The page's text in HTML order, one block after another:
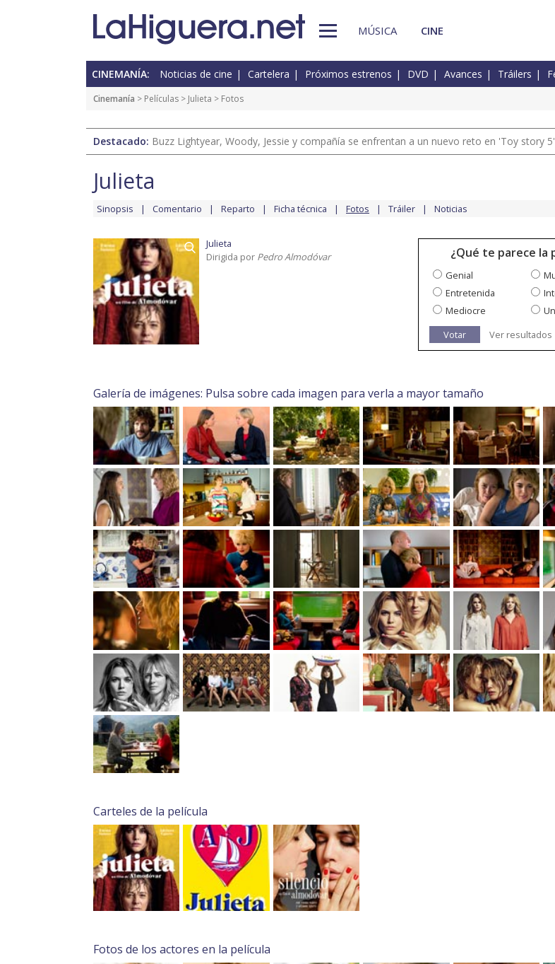
MÚSICA CINE
CINEMANÍA: Noticias de cine Cartelera Próximos estrenos DVD Avances Tráilers
Cinemanía > Películas > Julieta > Fotos
Destacado: Buzz Lightyear, Woody, Jessie y compañía se enfrentan a un nuevo reto en 'Toy story 5'
Julieta
Sinopsis Comentario Reparto Ficha técnica Fotos Tráiler Noticias
Julieta
Dirigida por Pedro Almodóvar ¿Qué te parece la
Genial
Entretenida
Mediocre
Votar
Ver resultados
Galería de imágenes: Pulsa sobre cada imagen para verla a mayor tamaño
Carteles de la película
Fotos de los actores en la película